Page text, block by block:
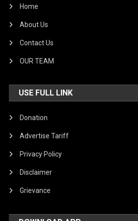
Home
About Us
Contact Us
OUR TEAM
USE FULL LINK
Donation
Advertise Tariff
Privacy Policy
Disclaimer
Grievance